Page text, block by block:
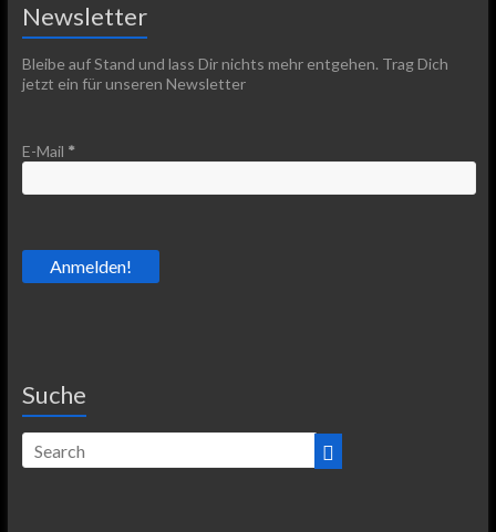
Newsletter
Bleibe auf Stand und lass Dir nichts mehr entgehen. Trag Dich
jetzt ein für unseren Newsletter
E-Mail *
Suche